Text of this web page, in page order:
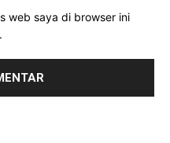
web saya di browser ini